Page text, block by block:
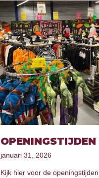
januari 31, 2026
Kijk hier voor de